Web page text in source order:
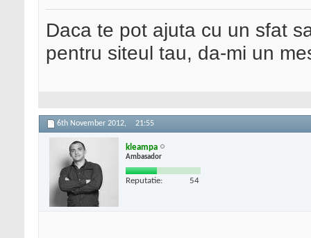
Daca te pot ajuta cu un sfat
pentru siteul tau, da-mi un
6th November 2012, 21:55
kleampa
Ambasador
Reputatie: 54